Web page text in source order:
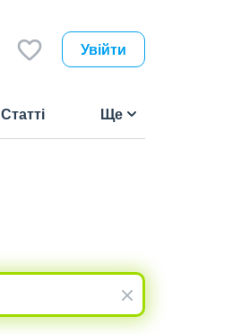
Увійти
Статті Ще